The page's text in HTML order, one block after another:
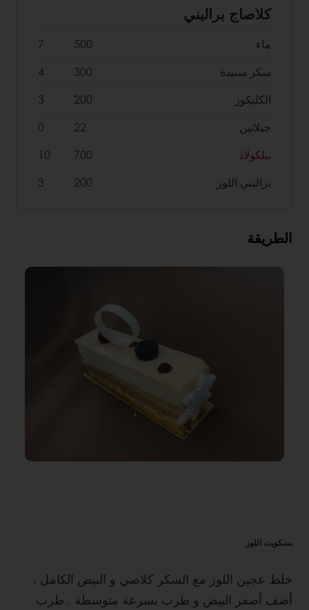
كلاصاج براليني
ماء 500
7
سكر سنيدة
300
4
الكليكوز
200
3
جيلاتين
22
0
بيلكولاد
700
10
براليني اللوز
200
3
الطريقة
بسكويت اللوز
خلط عجين اللوز مع السكر كلاصي و البيض الكامل ،
أضف أصفر البيض و طرب بسرعة متوسطة . طرب